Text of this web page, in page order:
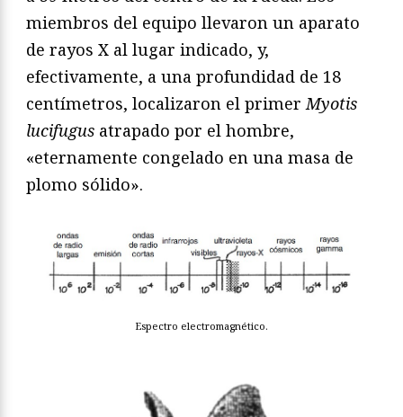
miembros del equipo llevaron un aparato
de rayos X al lugar indicado, y,
efectivamente, a una profundidad de 18
centímetros, localizaron el primerMyotis
lucifugus atrapado por el hombre,
«eternamente congelado en una masa de
plomo sólido».
Espectro electromagnético.